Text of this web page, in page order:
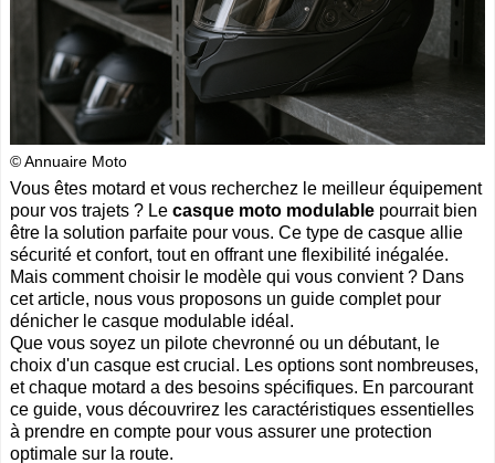
Cliquer sur la 1ere lettre du nom de votre ville pour voir notre
SÉLECTION d'adresses :
(188) B (314) D (83) F(94)
(52) (31) J K L(458) M
(295)
N(76)
O(47) P(227) Q(18) R(128) S(571) T(102) U(12)
V (201) W (22) X
CatégoriesANNUAIRE MOTOS
Toutes les infos sur les marques deMOTO & SCOOTERpar pays
Ou trouver un garageMOTOS ou SCOOTERS, un magasin prés
de chez vous ?
Retrouvez toutes les informations pratiques pour les
Envie de se mesurer aux autre ? toutes les infos sur la
compétition moto
Espace professionnels MOTO
Gestion de votre compte PRO
© Annuaire Moto
Vous êtes motard et vous recherchez le meilleur équipement
pour vos trajets ? Lecasque moto modulable pourrait bien
être la solution parfaite pour vous. Ce type de casque allie
sécurité et confort, tout en offrant une flexibilité inégalée.
Mais comment choisir le modèle qui vous convient ? Dans
cet article, nous vous proposons un guide complet pour
dénicher le casque modulable idéal.
Que vous soyez un pilote chevronné ou un débutant, le
choix d'un casque est crucial. Les options sont nombreuses,
et chaque motard a des besoins spécifiques. En parcourant
ce guide, vous découvrirez les caractéristiques essentielles
à prendre en compte pour vous assurer une protection
optimale sur la route.